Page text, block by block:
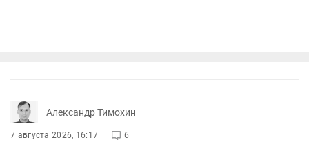
Александр Тимохин
7 августа 2026, 16:17 6